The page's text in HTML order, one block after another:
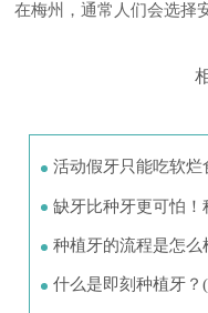
在梅州，通常人们会选择
活动假牙只能吃软
缺牙比种牙更可怕
种植牙的流程是怎么
什么是即刻种植牙